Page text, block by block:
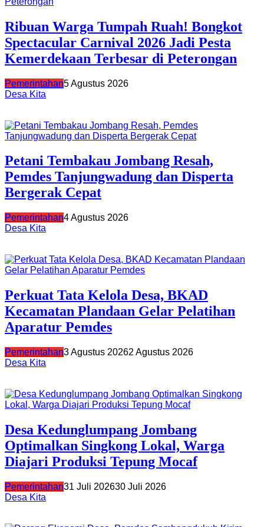
Ribuan Warga Tumpah Ruah! Bongkot
Spectacular Carnival 2026 Jadi Pesta
Kemerdekaan Terbesar di Peterongan
Pemerintahan5 Agustus 2026
Desa Kita
Petani Tembakau Jombang Resah,
Pemdes Tanjungwadung dan Disperta
Bergerak Cepat
Pemerintahan4 Agustus 2026
Desa Kita
Perkuat Tata Kelola Desa, BKAD
Kecamatan Plandaan Gelar Pelatihan
Aparatur Pemdes
Pemerintahan3 Agustus 20262 Agustus 2026
Desa Kita
Desa Kedunglumpang Jombang
Optimalkan Singkong Lokal, Warga
Diajari Produksi Tepung Mocaf
Pemerintahan31 Juli 202630 Juli 2026
Desa Kita